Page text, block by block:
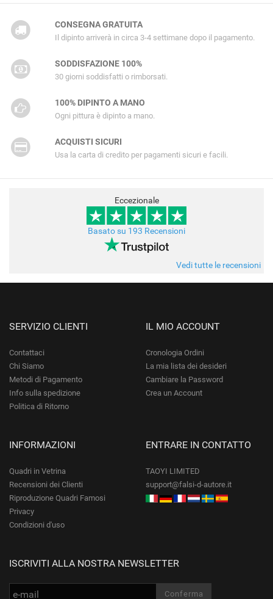
CONSEGNA GRATUITA
Il dipinto arriverà in circa 3-4 settimane dopo il pagamento.
SODDISFAZIONE 100%
30 giorni soddisfatti o rimborsati.
100% DIPINTO A MANO
Ogni pittura è dipinto a mano.
ACQUISTI SICURI
Usa la carta di credito per pagamenti sicuri e facili.
Eccezionale
Basato su 193 Recensioni
Vedi tutte le recensioni
SERVIZIO CLIENTI
Contattaci
Chi Siamo
Metodi di Pagamento
Info sulla spedizione
Politica di Ritorno
IL MIO ACCOUNT
Cronologia Ordini
La mia lista dei desideri
Cambiare la Password
Crea un Account
INFORMAZIONI
Quadri in Vetrina
Recensioni dei Clienti
Riproduzione Quadri Famosi
Privacy
Condizioni d'uso
ENTRARE IN CONTATTO
TAOYI LIMITED
support@falsi-d-autore.it
ISCRIVITI ALLA NOSTRA NEWSLETTER